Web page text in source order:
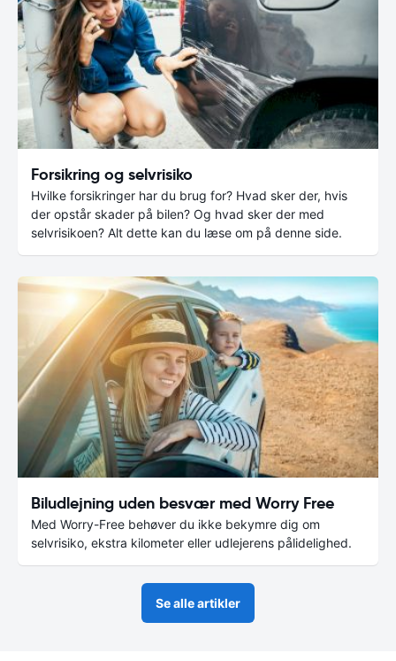
Forsikring og selvrisiko
Hvilke forsikringer har du brug for? Hvad sker der, hvis
der opstår skader på bilen? Og hvad sker der med
selvrisikoen? Alt dette kan du læse om på denne side.
Biludlejning uden besvær med Worry Free
Med Worry-Free behøver du ikke bekymre dig om
selvrisiko, ekstra kilometer eller udlejerens pålidelighed.
Se alle artikler